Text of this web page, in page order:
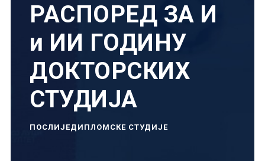
РАСПОРЕД ЗА И
и ИИ ГОДИНУ
ДОКТОРСКИХ
СТУДИЈА
ПОСЛИЈЕДИПЛОМСКЕ СТУДИЈЕ